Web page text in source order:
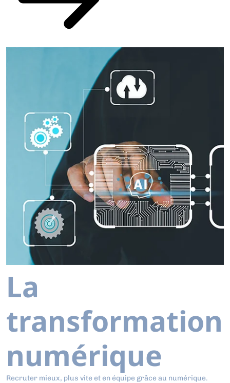
La
transformation
numérique
Recruter mieux, plus vite et en équipe grâce au numérique.